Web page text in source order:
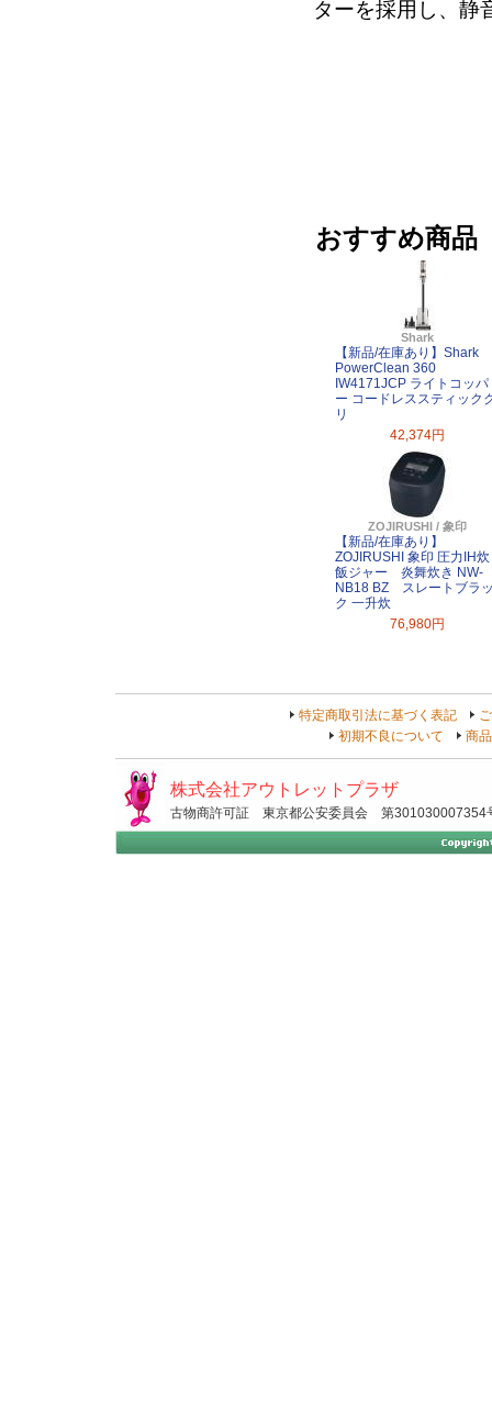
ターを採用し、静
おすすめ商品
Shark
【新品/在庫あり】Shark
PowerClean 360
IW4171JCP ライトコッパ
ー コードレススティック
リ
42,374円
ZOJIRUSHI / 象印
【新品/在庫あり】
ZOJIRUSHI 象印 圧力IH炊
飯ジャー 炎舞炊き NW-
NB18 BZ スレートブラ
ク 一升炊
76,980円
特定商取引法に基づく表記
初期不良について
商
株式会社アウトレットプラザ
古物商許可証 東京都公安委員会 第301030007354